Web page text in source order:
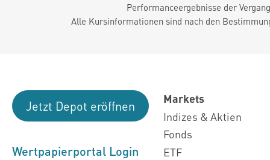
Performanceergebnisse der
Alle Kursinformationen sind nach den
Jetzt Depot eröffnen
Wertpapierportal Login
Markets
Indizes & Aktien
Fonds
ETF